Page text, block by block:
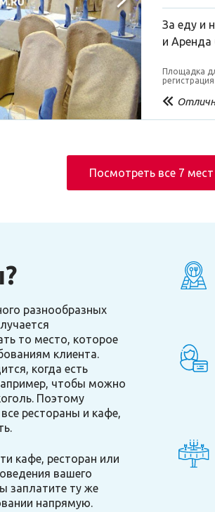
За еду и
и Аренда
Площадка
регистрация
Посмотреть все 7 мест
разнообразных
то место, которое
клиента.
когда есть
чтобы можно
Поэтому
рестораны и кафе,
кафе, ресторан или
вашего
заплатите ту же
напрямую.